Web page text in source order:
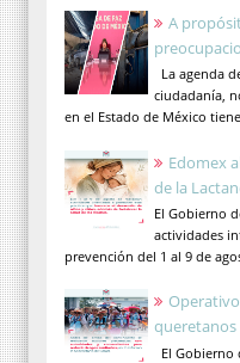
A
La agenda
ciudadanía,
en el Estado de México
Edomex
de la
El Gobierno
actividades
prevención del 1 al 9 de
El Gobierno